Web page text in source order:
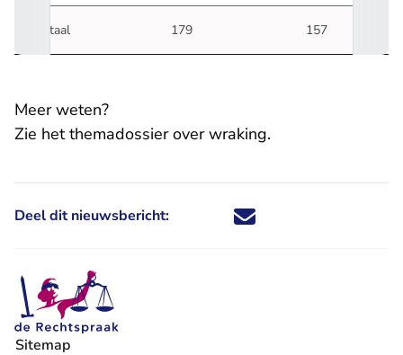
Totaal 179 157
Meer weten?
Zie hetthemadossier over wraking.
Deel dit nieuwsbericht: Deel dit nieuwsbericht via X -
Deel dit nieuwsbericht via
Deel dit nieuwsbericht
Deel dit
Sitemap